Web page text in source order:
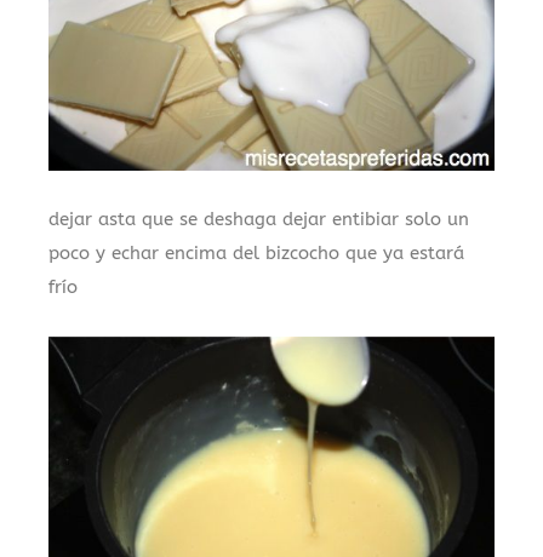
dejar asta que se deshaga dejar entibiar solo un
poco y echar encima del bizcocho que ya estará
frío